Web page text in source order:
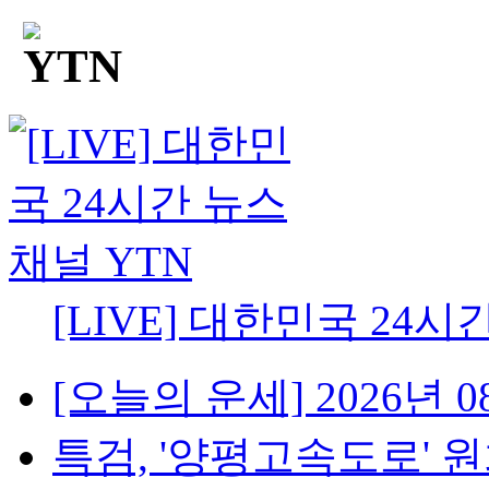
[LIVE] 대한민국 24시
[오늘의 운세] 2026년
특검, '양평고속도로'